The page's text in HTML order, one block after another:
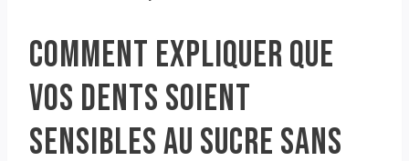
COMMENT EXPLIQUER QUE
VOS DENTS SOIENT
SENSIBLES AU SUCRE SANS